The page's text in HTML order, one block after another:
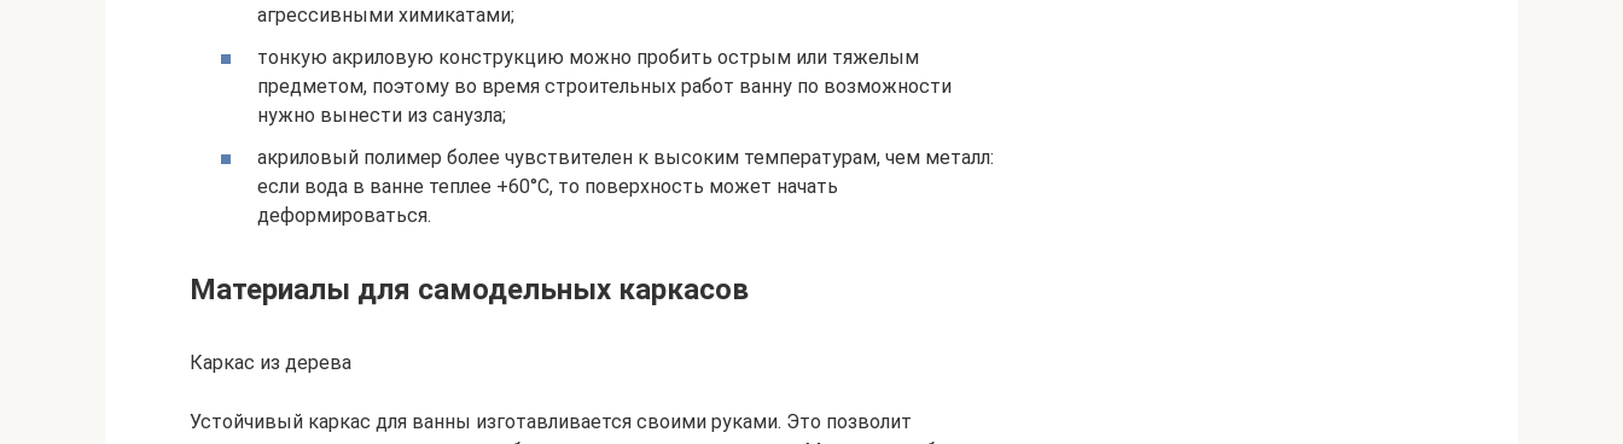
агрессивными химикатами;
тонкую акриловую конструкцию можно пробить острым или тяжелым
предметом, поэтому во время строительных работ ванну по возможности
нужно вынести из санузла;
акриловый полимер более чувствителен к высоким температурам, чем металл:
если вода в ванне теплее +60°С, то поверхность может начать
деформироваться.
Материалы для самодельных каркасов
Каркас из дерева
Устойчивый каркас для ванны изготавливается своими руками. Это позволит